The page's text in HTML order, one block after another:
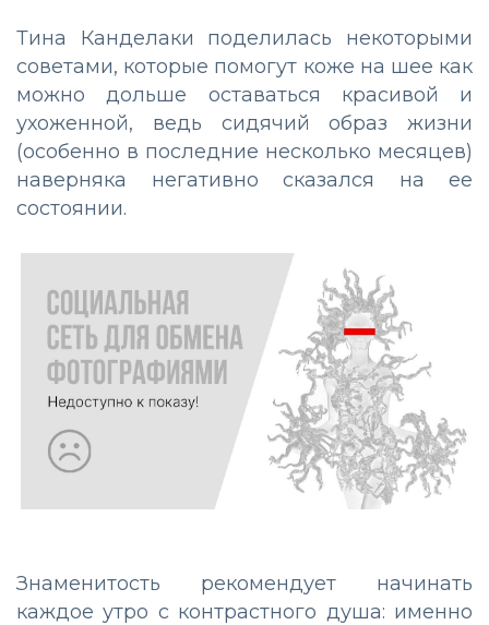
Тина Канделаки поделилась
некоторыми
советами, которые помогут коже на шее как
можно
дольше оставаться красивой
и
ухоженной, ведь сидячий образ
жизни
(особенно в последние несколько месяцев)
наверняка
негативно сказался на
ее
состоянии.
Знаменитость рекомендует
начинать
каждое утро с контрастного душа: именно